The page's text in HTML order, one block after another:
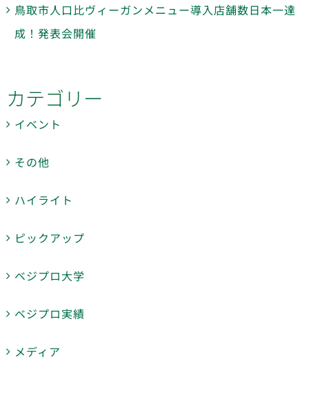
鳥取市人口比ヴィーガンメニュー導入店舗数日本一達
成！発表会開催
カテゴリー
イベント
その他
ハイライト
ピックアップ
ベジプロ大学
ベジプロ実績
メディア